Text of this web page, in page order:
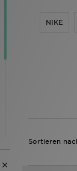
NIKE
Sortieren